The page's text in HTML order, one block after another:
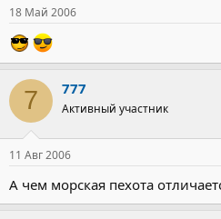
18 Май 2006
7 777
Активный участник
11 Авг 2006
А чем морская пехота